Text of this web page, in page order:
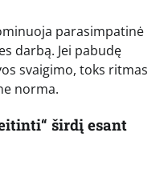
parasimpatinė
darbą. Jei pabudę
svaigimo, toks ritmas
norma.
širdį esant